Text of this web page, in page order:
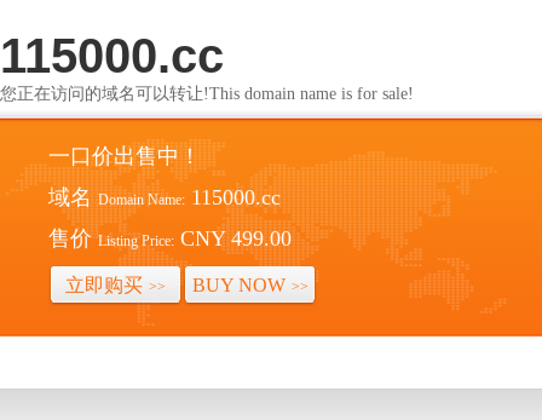
115000.cc
您正在访问的域名可以转让!This domain name is for sale!
一口价出售中！
域名 Domain Name: 115000.cc
售价 Listing Price: CNY 499.00
立即购买 >> BUY NOW >>